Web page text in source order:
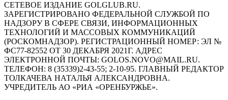
СЕТЕВОЕ ИЗДАНИЕ GOLGLUB.RU.
ЗАРЕГИСТРИРОВАНО ФЕДЕРАЛЬНОЙ СЛУЖБОЙ ПО
НАДЗОРУ В СФЕРЕ СВЯЗИ, ИНФОРМАЦИОННЫХ
ТЕХНОЛОГИЙ И МАССОВЫХ КОММУНИКАЦИЙ
(РОСКОМНАДЗОР). РЕГИСТРАЦИОННЫЙ НОМЕР: ЭЛ №
ФС77-82552 ОТ 30 ДЕКАБРЯ 2021Г. АДРЕС
ЭЛЕКТРОННОЙ ПОЧТЫ: GOLOS.NOVO@MAIL.RU.
ТЕЛЕФОН: 8 (35339)2-43-55; 2-10-95. ГЛАВНЫЙ РЕДАКТОР
ТОЛКАЧЕВА НАТАЛЬЯ АЛЕКСАНДРОВНА.
УЧРЕДИТЕЛЬ АО «РИА «ОРЕНБУРЖЬЕ».